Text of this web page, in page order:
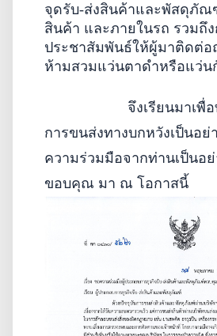
จุดรับ-ส่งสินค้าและพัสดุภัณ
สินค้า และภายในรถ รวมถึ
ประชาสัมพันธ์ให้ผู้มาติดต่อ
ห้ามสวมแว่นตาดำหรือแว่
จึงเรียนมาเพื่อทร
การขนส่งทางบกหวังเป็นอย่
ความร่วมมือจากท่านเป็นอ
ขอบคุณ มา ณ โอกาสนี้